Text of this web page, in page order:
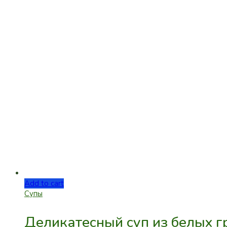
Add to cart
Супы
Деликатесный суп из белых